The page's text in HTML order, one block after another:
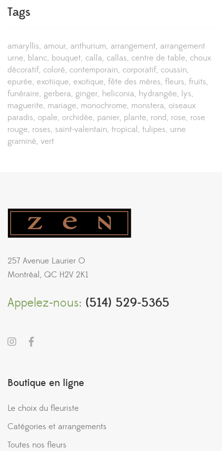
Tags
amaryllis amour anthurium arrangement arrangement
urne blanc bouquet calla callas centre de table choux
décoratif coloré contemporain corporatif coussin
epurée exotiique exotique fête des mères fleurs fruits
funéraire gerbera ginger heliconia hydrangée lys
maguerite mariage monochrome monstera oiseaux
paradis opale orchidée panier plante rond rose rose
rouge roses saint-valentain tropical tulipes urne
graminé vert
257 Avenue Laurier O
Montréal, QC H2V 2K1
Appelez-nous: (514) 529-5365
Boutique en ligne
Le choix du fleuriste
Catégories et arrangements
Toutes nos fleurs